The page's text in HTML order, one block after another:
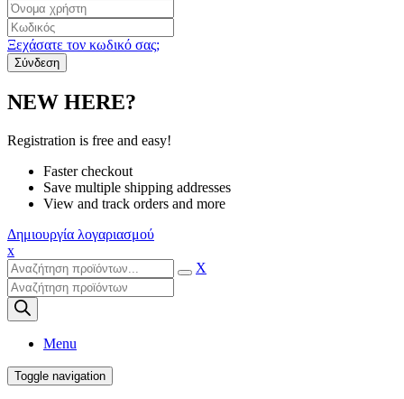
Ξεχάσατε τον κωδικό σας;
NEW HERE?
Registration is free and easy!
Faster checkout
Save multiple shipping addresses
View and track orders and more
Δημιουργία λογαριασμού
x
X
Products
search
Menu
Toggle navigation